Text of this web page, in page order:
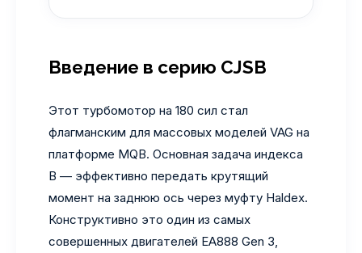
Введение в серию CJSB
Этот турбомотор на 180 сил стал
флагманским для массовых моделей VAG на
платформе MQB. Основная задача индекса
B — эффективно передать крутящий
момент на заднюю ось через муфту Haldex.
Конструктивно это один из самых
совершенных двигателей EA888 Gen 3,